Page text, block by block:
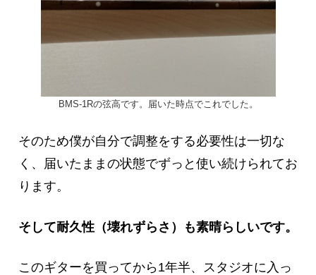
BMS-1Rの弦高です。届いた時点でこれでした。
そのため僕が自分で調整をする必要性は一切な
く、届いたままの状態でずっと使い続けられてお
ります。
そして耐久性（壊れずらさ）も素晴らしいです。
このギターを買ってから1年半、スタジオに入っ